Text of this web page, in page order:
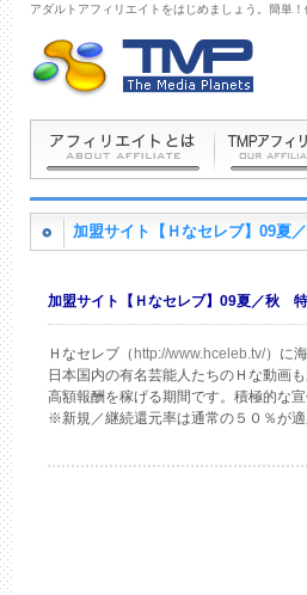
アダルトアフィリエイトをはじめましょう。簡単
加盟サイト【Ｈなセレブ】09夏
加盟サイト【Ｈなセレブ】09夏／秋
Ｈなセレブ（http://www.hceleb.tv/）に
日本国内の有名芸能人たちのＨな動画も
高額報酬を稼げる期間です。積極的な
※新規／継続還元率は通常の５０％が適